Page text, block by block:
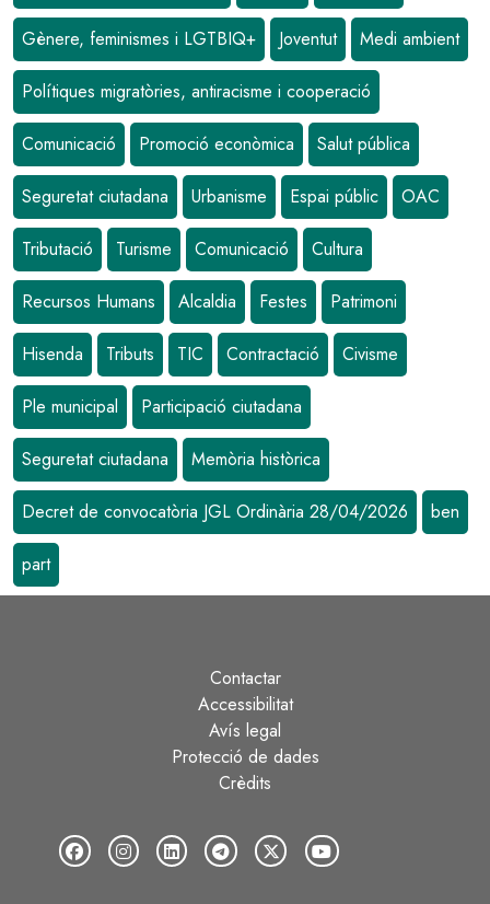
Gènere, feminismes i LGTBIQ+ Joventut Medi ambient
Polítiques migratòries, antiracisme i cooperació
Comunicació Promoció econòmica Salut pública
Seguretat ciutadana Urbanisme Espai públic OAC
Tributació Turisme Comunicació Cultura
Recursos Humans Alcaldia Festes Patrimoni
Hisenda Tributs TIC Contractació Civisme
Ple municipal Participació ciutadana
Seguretat ciutadana Memòria històrica
Decret de convocatòria JGL Ordinària 28/04/2026 ben
part
Contactar
Accessibilitat
Avís legal
Protecció de dades
Crèdits